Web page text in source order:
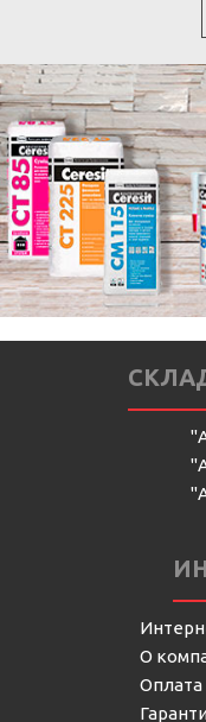
О
Оплата